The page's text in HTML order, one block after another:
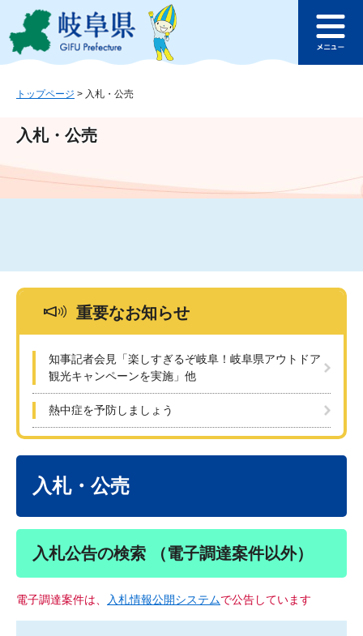
ジ
ュ
文
このページの本文へ
ュ
トップページ > 入札・公売
入札・公売
重要なお知らせ
知事記者会見「楽しすぎるぞ岐阜！岐阜県アウトドア
観光キャンペーンを実施」他
熱中症を予防しましょう
入札・公売
入札公告の検索 （電子調達案件以外）
電子調達案件は、 入札情報公開システムで公告しています